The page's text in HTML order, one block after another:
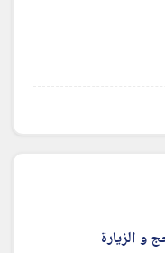
و الزيارة